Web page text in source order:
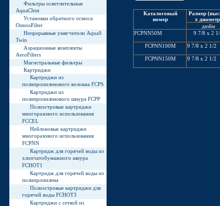
Фильтры осветлительные
AquaChist
Установки обратного осмоса
OsmosFilter
Непрерывные умягчители AquaS
Twin
Аэрационные комплекты
AeroFilters
Магистральные фильтры
Картриджи
Картриджи из
полипропиленового волокна FCPS
Картриджи из
полипропиленового шнура FCPP
Полиэстровые картриджи
многоразового использования
FCCEL
Нейлоновые картриджи
многоразового использования
FCPNN
Картридж для горячей воды из
хлопчатобумажного шнура
FCHOT1
Картридж для горячей воды из
полипропилена
Полиэстровые картриджи для
горячей воды FCHOT3
Картриджи с сеткой из
Каталоговый
номер
Размер
x
дюйм
FCPNN50M
9 7/8 x 2
FCPNN100M 9 7/8 x 2 1/2
FCPNN150M 9 7/8 x 2 1/2